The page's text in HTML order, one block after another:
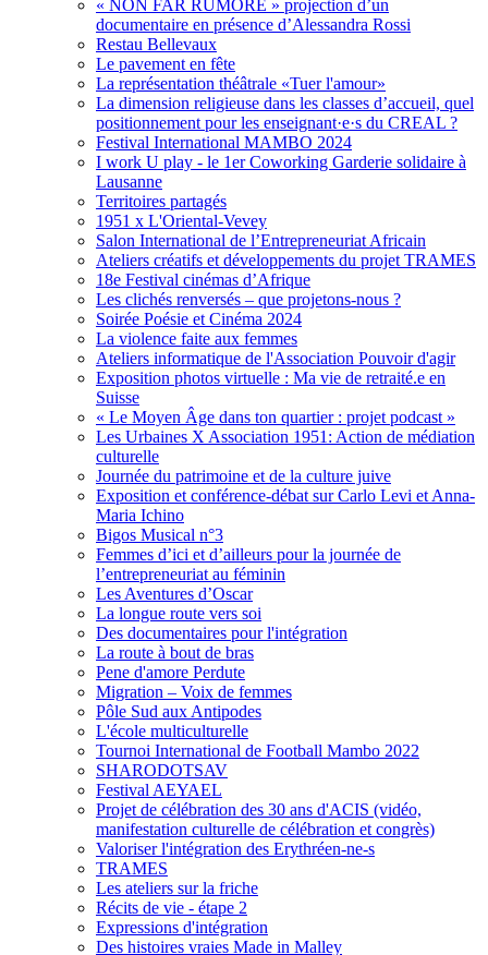
« NON FAR RUMORE » projection d’un
documentaire en présence d’Alessandra Rossi
Restau Bellevaux
Le pavement en fête
La représentation théâtrale «Tuer l'amour»
La dimension religieuse dans les classes d’accueil, quel
positionnement pour les enseignant·e·s du CREAL ?
Festival International MAMBO 2024
I work U play - le 1er Coworking Garderie solidaire à
Lausanne
Territoires partagés
1951 x L'Oriental-Vevey
Salon International de l’Entrepreneuriat Africain
Ateliers créatifs et développements du projet TRAMES
18e Festival cinémas d’Afrique
Les clichés renversés – que projetons-nous ?
Soirée Poésie et Cinéma 2024
La violence faite aux femmes
Ateliers informatique de l'Association Pouvoir d'agir
Exposition photos virtuelle : Ma vie de retraité.e en
Suisse
« Le Moyen Âge dans ton quartier : projet podcast »
Les Urbaines X Association 1951: Action de médiation
culturelle
Journée du patrimoine et de la culture juive
Exposition et conférence-débat sur Carlo Levi et Anna-
Maria Ichino
Bigos Musical n°3
Femmes d’ici et d’ailleurs pour la journée de
l’entrepreneuriat au féminin
Les Aventures d’Oscar
La longue route vers soi
Des documentaires pour l'intégration
La route à bout de bras
Pene d'amore Perdute
Migration – Voix de femmes
Pôle Sud aux Antipodes
L'école multiculturelle
Tournoi International de Football Mambo 2022
SHARODOTSAV
Festival AEYAEL
Projet de célébration des 30 ans d'ACIS (vidéo,
manifestation culturelle de célébration et congrès)
Valoriser l'intégration des Erythréen-ne-s
TRAMES
Les ateliers sur la friche
Récits de vie - étape 2
Expressions d'intégration
Des histoires vraies Made in Malley